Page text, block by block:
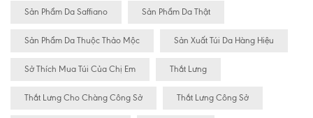
Sản Phẩm Da Saffiano Sản Phẩm Da Thật
Sản Phẩm Da Thuộc Thảo Mộc Sản Xuất Túi Da Hàng Hiệu
Sở Thích Mua Túi Của Chị Em Thắt Lưng
Thắt Lưng Cho Chàng Công Sở Thắt Lưng Công Sở